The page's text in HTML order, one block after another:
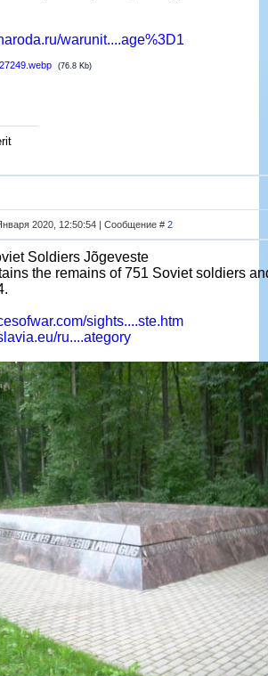
warunit....age%3D1
(76.8 Kb)
2020, 12:50:54 | Сообщение # 2
Soldiers Jõgeveste
the remains of 751 Soviet soldiers
sights....ste.htm
ru....ategory